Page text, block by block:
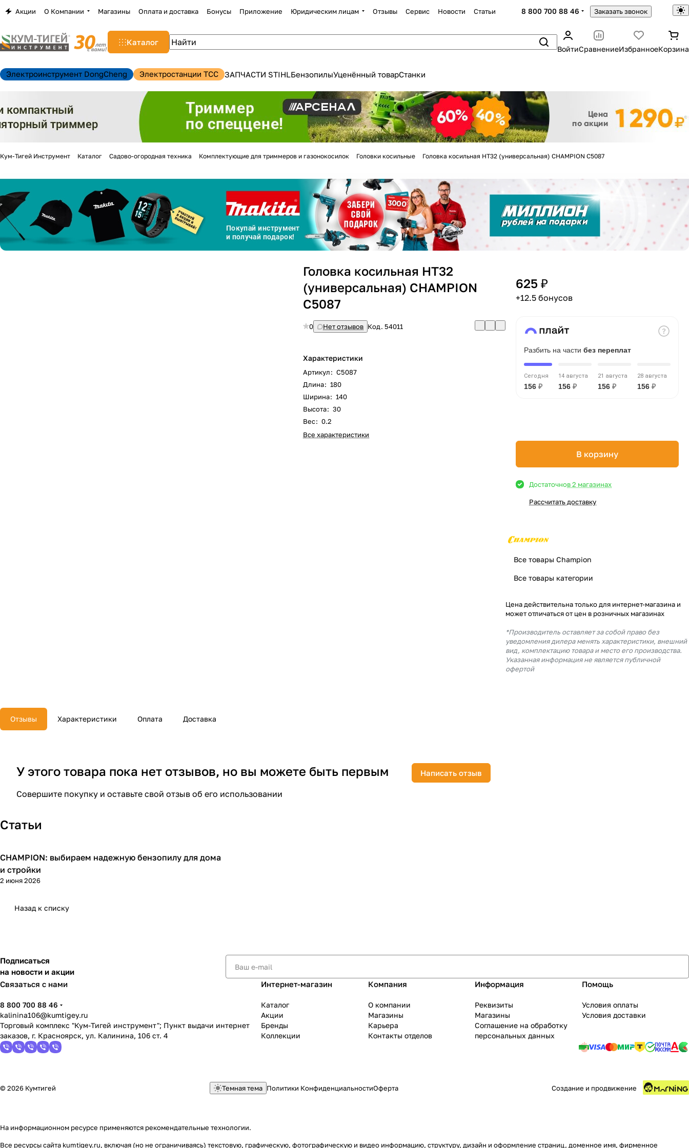
Акции О Компании Магазины Оплата и доставка Бонусы Приложение Юридическим лицам Отзывы Сервис Новости Статьи 8 800 700 88 46 Заказать звонок
Каталог
ВойтиСравнениеИзбранноеКорзина
Электроинструмент DongCheng Электростанции TCC ЗАПЧАСТИ STIHLБензопилыУценённый товарСтанки
Кум-Тигей Инструмент Каталог Садово-огородная техника Комплектующие для триммеров и газонокосилок Головки косильные Головка косильная НТ32 (универсальная) CHAMPION C5087
Головка косильная НТ32
(универсальная) CHAMPION
C5087
0 Нет отзывов Код. 54011
Характеристики
Артикул: C5087
Длина: 180
Ширина: 140
Высота: 30
Вес: 0.2
Все характеристики
625 ₽
+12.5 бонусов
Разбить на части без переплат
Сегодня
156 ₽
14 августа
156 ₽
21 августа
156 ₽
28 августа
156 ₽
В корзину
Достаточнов 2 магазинах
Рассчитать доставку
Все товары Champion
Все товары категории
Цена действительна только для интернет-магазина и
может отличаться от цен в розничных магазинах
*Производитель оставляет за собой право без
уведомления дилера менять характеристики, внешний
вид, комплектацию товара и место его производства.
Указанная информация не является публичной
офертой
Отзывы Характеристики Оплата Доставка
У этого товара пока нет отзывов, но вы можете быть первым
Совершите покупку и оставьте свой отзыв об его использовании
Написать отзыв
Статьи
Пилы
CHAMPION: выбираем надежную бензопилу для дома
и стройки
2 июня 2026
Назад к списку
Подписаться
на новости и акции
Связаться с нами
8 800 700 88 46
kalinina106@kumtigey.ru
Торговый комплекс "Кум-Тигей инструмент"; Пункт выдачи интернет
заказов, г. Красноярск, ул. Калинина, 106 ст. 4
Интернет-магазин
Каталог
Акции
Бренды
Коллекции
Компания
О компании
Магазины
Карьера
Контакты отделов
Информация
Реквизиты
Магазины
Соглашение на обработку
персональных данных
Помощь
Условия оплаты
Условия доставки
© 2026 Кумтигей Темная тема Политики КонфиденциальностиОферта Создание и продвижение
На информационном ресурсе применяются рекомендательные технологии.
Все ресурсы сайта kumtigey.ru, включая (но не ограничиваясь) текстовую, графическую, фотографическую и видео информацию, структуру, дизайн и оформление страниц, доменное имя, фирменное
Для клиентов всех банков
на частибез переплат
График платежей
Добавляйте товарыв корзину
Оплачивайте сегодня только
% картой любого банка
Получайте товарвыбранный способом